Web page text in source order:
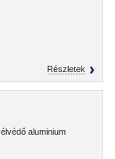
Részletek
aluminium